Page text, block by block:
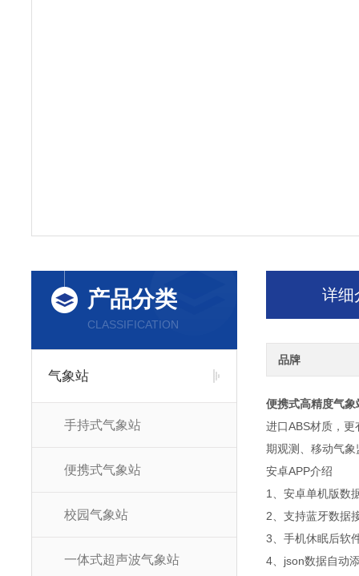
产品分类
CLASSIFICATION
气象站
手持式气象站
便携式气象站
校园气象站
一体式超声波气象站
详细
品牌
便携式高精度气象
进口ABS材质，
期观测、移动气
安卓APP介绍
1、安卓单机版数
2、支持蓝牙数据
3、手机休眠后软
4、json数据自动